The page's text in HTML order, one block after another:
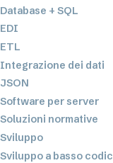
Database + SQL
EDI
ETL
Integrazione dei dati
JSON
Software per server
Soluzioni normative
Sviluppo
Sviluppo a basso